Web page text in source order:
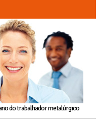
do trabalhador metalúrgico